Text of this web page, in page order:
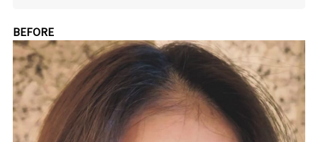
BEFORE